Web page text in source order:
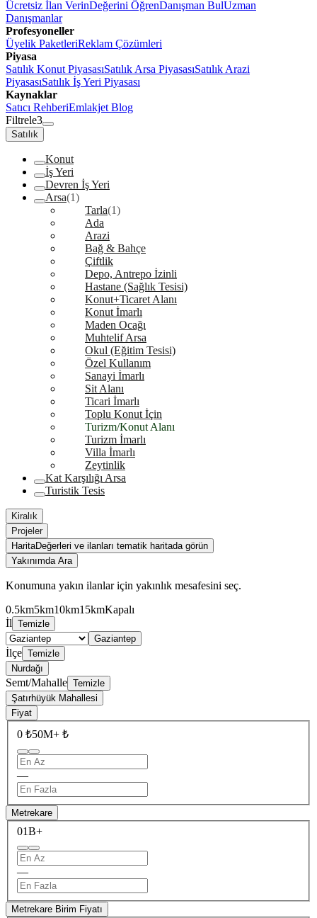
Ücretsiz İlan VerinDeğerini ÖğrenDanışman BulUzman
Danışmanlar
Profesyoneller
Üyelik PaketleriReklam Çözümleri
Piyasa
Satılık Konut PiyasasıSatılık Arsa PiyasasıSatılık Arazi
PiyasasıSatılık İş Yeri Piyasası
Kaynaklar
Satıcı RehberiEmlakjet Blog
Filtrele3
Satılık
Konut
İş Yeri
Devren İş Yeri
Arsa(1)
Tarla(1)
Ada
Arazi
Bağ & Bahçe
Çiftlik
Depo, Antrepo İzinli
Hastane (Sağlık Tesisi)
Konut+Ticaret Alanı
Konut İmarlı
Maden Ocağı
Muhtelif Arsa
Okul (Eğitim Tesisi)
Özel Kullanım
Sanayi İmarlı
Sit Alanı
Ticari İmarlı
Toplu Konut İçin
Turizm/Konut Alanı
Turizm İmarlı
Villa İmarlı
Zeytinlik
Kat Karşılığı Arsa
Turistik Tesis
Kiralık
Projeler
HaritaDeğerleri ve ilanları tematik haritada görün
Yakınımda Ara
Konumuna yakın ilanlar için yakınlık mesafesini seç.
0.5km5km10km15kmKapalı
İl Temizle
Gaziantep
İlçe Temizle
Nurdağı
Semt/Mahalle Temizle
Şatırhüyük Mahallesi
Fiyat
0 ₺50M+ ₺
—
Metrekare
01B+
—
Metrekare Birim Fiyatı